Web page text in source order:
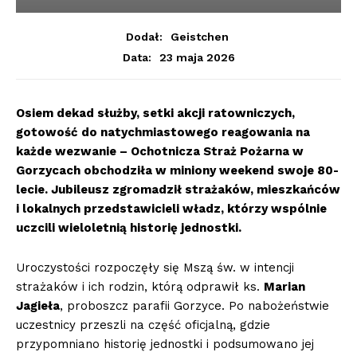
Dodał:
Geistchen
Data:
23 maja 2026
Osiem dekad służby, setki akcji ratowniczych,
gotowość do natychmiastowego reagowania na
każde wezwanie – Ochotnicza Straż Pożarna w
Gorzycach obchodziła w miniony weekend swoje 80-
lecie. Jubileusz zgromadził strażaków, mieszkańców
i lokalnych przedstawicieli władz, którzy wspólnie
uczcili wieloletnią historię jednostki.
Uroczystości rozpoczęły się Mszą św. w intencji
strażaków i ich rodzin, którą odprawił ks. Marian
Jagieła, proboszcz parafii Gorzyce. Po nabożeństwie
uczestnicy przeszli na część oficjalną, gdzie
przypomniano historię jednostki i podsumowano jej